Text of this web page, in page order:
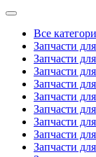
Все
Запчасти
Запчасти
Запчасти
Запчасти
Запчасти
Запчасти
Запчасти
Запчасти
Запчасти